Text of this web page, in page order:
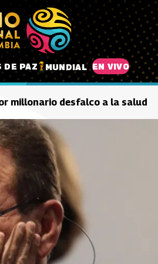
DE PAZ MUNDIAL EN VIVO
millonario desfalco a la salud